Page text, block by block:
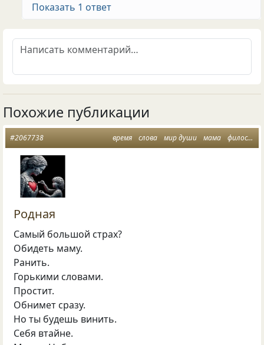
Показать 1 ответ
Похожие публикации
время слова мир души мама философская лирика
#2067738
Родная
Самый большой страх?
Обидеть маму.
Ранить.
Горькими словами.
Простит.
Обнимет сразу.
Но ты будешь винить.
Себя втайне.